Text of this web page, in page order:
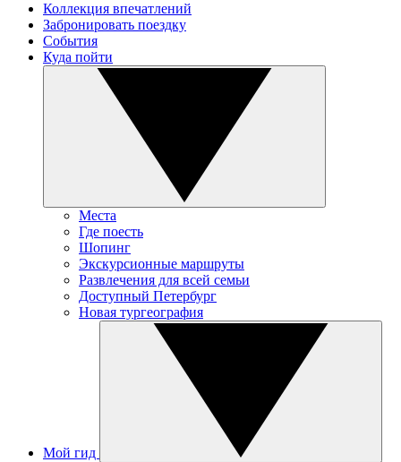
Коллекция впечатлений
Забронировать поездку
События
Куда пойти
Места
Где поесть
Шопинг
Экскурсионные маршруты
Развлечения для всей семьи
Доступный Петербург
Новая тургеография
Мой гид